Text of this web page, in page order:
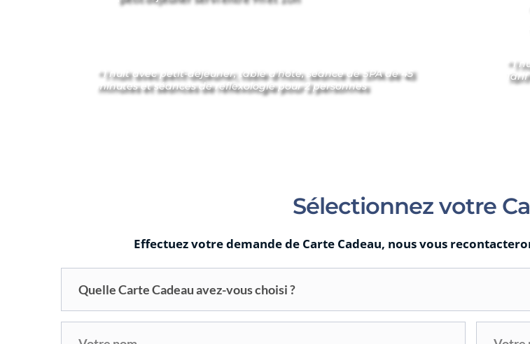
* 1 nuit avec petit-déjeuner, table d'hôte, séance de SPA de 45
minutes et séances de réflexologie pour 2 personnes
* 1
Sélectionnez votre
Effectuez votre demande de Carte Cadeau, nous vous
Quelle Carte Cadeau avez-vous choisi ?